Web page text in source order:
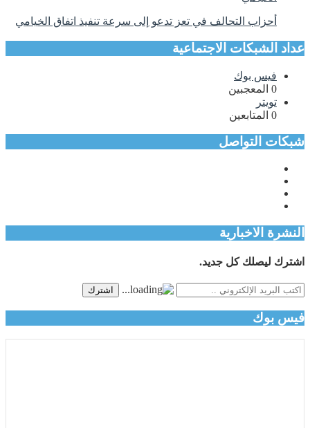
أحزاب التحالف في تعز تدعو إلى سرعة تنفيذ اتفاق الخيامي
عداد الشبكات الاجتماعية
فيس بوك
0 المعجبين
تويتر
0 المتابعين
شبكات التواصل
النشرة الاخبارية
اشترك ليصلك كل جديد.
اشترك
فيس بوك